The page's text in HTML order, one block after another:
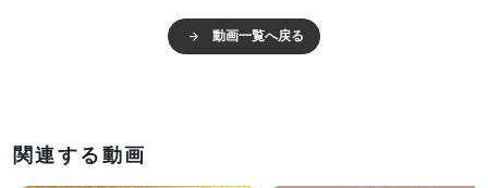
動画一覧へ戻る
関連する動画